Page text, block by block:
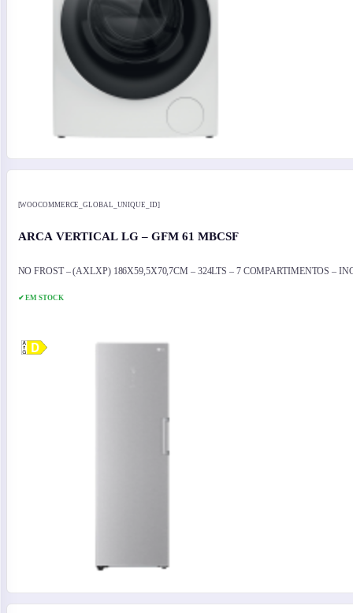
[WOOCOMMERCE_GLOBAL_UNIQUE_ID]
ARCA VERTICAL LG – GFM 61 MBCSF
NO FROST – (AXLXP) 186X59,5X70,7CM – 324LTS – 7 COMPARTIMENTOS –
✔ EM STOCK